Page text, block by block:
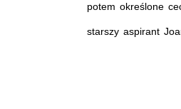
potem określone
starszy aspirant